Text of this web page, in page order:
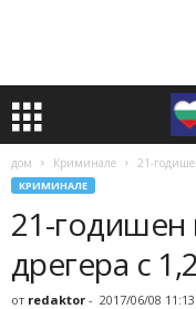
дом Криминале 21-
КРИМИНАЛЕ
21-годишен
дрегера с
от redaktor - 2017/06/08